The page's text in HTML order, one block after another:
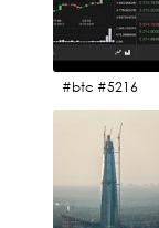
#btc #5216